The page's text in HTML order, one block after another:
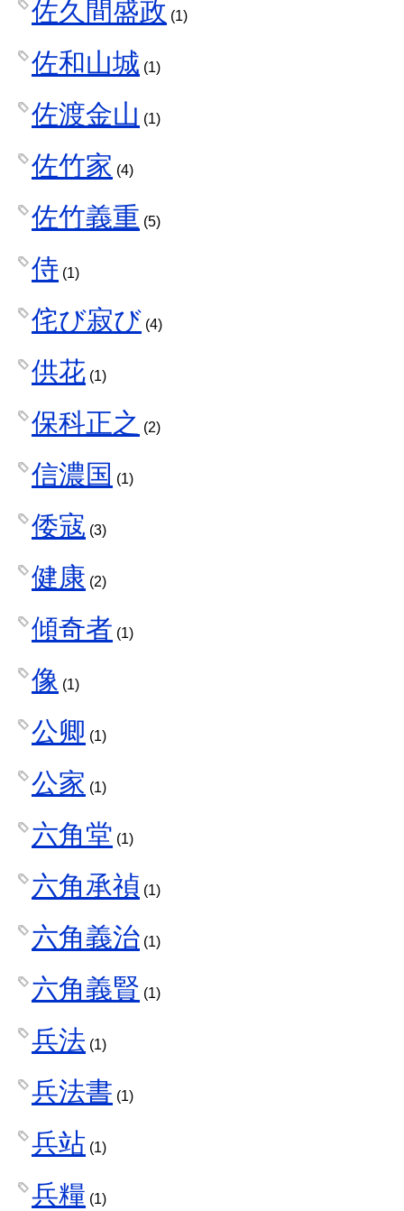
佐久間盛政 (1)
佐和山城 (1)
佐渡金山 (1)
佐竹家 (4)
佐竹義重 (5)
侍 (1)
侘び寂び (4)
供花 (1)
保科正之 (2)
信濃国 (1)
倭寇 (3)
健康 (2)
傾奇者 (1)
像 (1)
公卿 (1)
公家 (1)
六角堂 (1)
六角承禎 (1)
六角義治 (1)
六角義賢 (1)
兵法 (1)
兵法書 (1)
兵站 (1)
兵糧 (1)